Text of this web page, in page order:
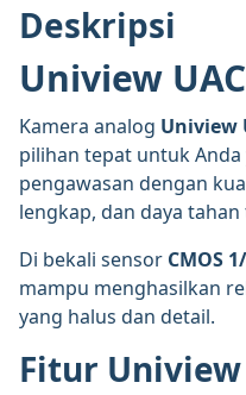
Deskripsi
Uniview
Kamera analog Uniview
pilihan tepat untuk
pengawasan dengan
lengkap, dan daya
Di bekali sensor CMOS
mampu menghasilkan
yang halus dan detail.
Fitur Uniview